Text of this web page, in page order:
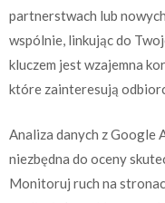
partnerstwach lub
wspólnie, linkując do
kluczem jest wzajemna
które zainteresują
Analiza danych z Google
niezbędna do oceny
Monitoruj ruch na